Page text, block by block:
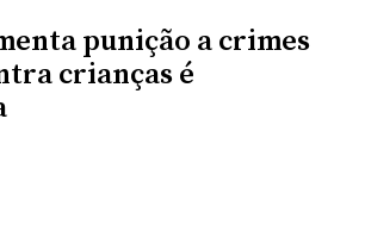
punição a crimes
crianças é